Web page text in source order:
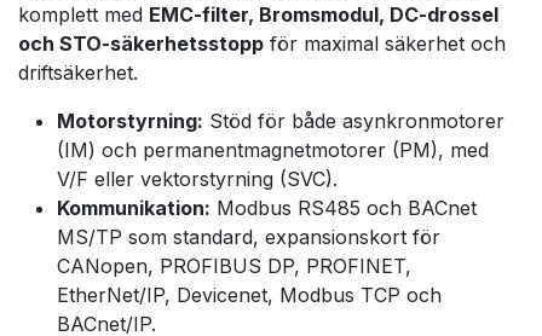
komplett med EMC-filter, Bromsmodul, DC-drossel
och STO-säkerhetsstopp för maximal säkerhet och
driftsäkerhet.
Motorstyrning: Stöd för både asynkronmotorer
(IM) och permanentmagnetmotorer (PM), med
V/F eller vektorstyrning (SVC).
Kommunikation: Modbus RS485 och BACnet
MS/TP som standard, expansionskort för
CANopen, PROFIBUS DP, PROFINET,
EtherNet/IP, Devicenet, Modbus TCP och
BACnet/IP.